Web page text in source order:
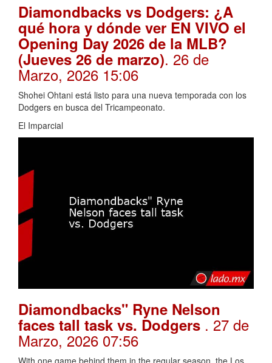
Diamondbacks vs Dodgers: ¿A
qué hora y dónde ver EN VIVO el
Opening Day 2026 de la MLB?
(Jueves 26 de marzo). 26 de
Marzo, 2026 15:06
Shohei Ohtani está listo para una nueva temporada con los
Dodgers en busca del Tricampeonato.
El Imparcial
Diamondbacks" Ryne Nelson
faces tall task vs. Dodgers . 27 de
Marzo, 2026 07:56
With one game behind them in the regular season, the Los